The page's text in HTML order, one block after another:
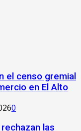
el censo gremial
en El Alto
0
las